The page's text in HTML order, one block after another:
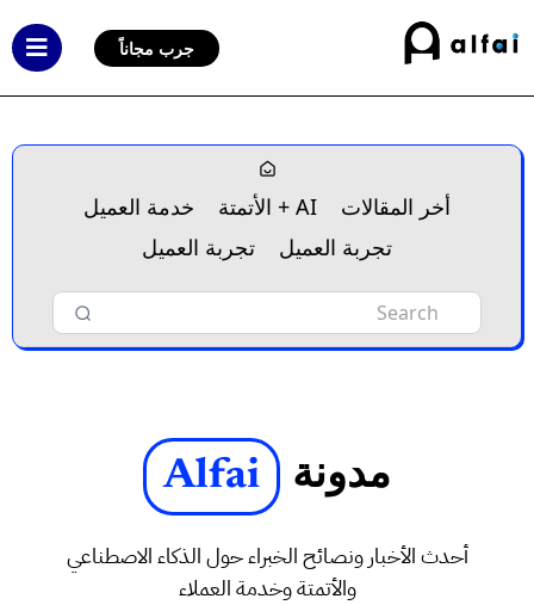
جرب مجاناً
أخر المقالات AI + الأتمتة
خدمة العميل
تجربة العميل
تجربة العميل
مدونة Alfai
أحدث الأخبار ونصائح الخبراء حول الذكاء الاصطناعي
والأتمتة وخدمة العملاء